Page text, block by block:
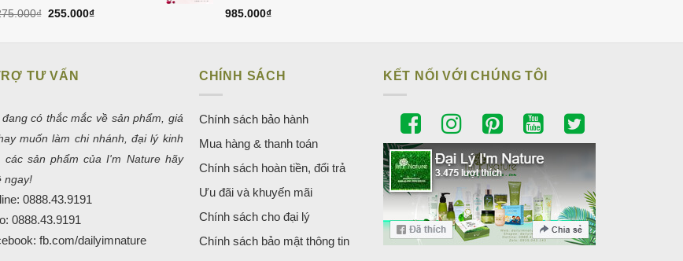
₫ Giá
255.000₫Giá
985.000₫
TƯ VẤN
có thắc mắc về sản phẩm, giá
muốn làm chi nhánh, đại lý kinh
các sản phẩm của I'm Nature hãy
ngay!
0888.43.9191
0888.43.9191
fb.com/dailyimnature
CHÍNH SÁCH
Chính sách bảo hành
Mua hàng & thanh toán
Chính sách hoàn tiền, đổi trả
Ưu đãi và khuyến mãi
Chính sách cho đại lý
Chính sách bảo mật thông tin
KẾT NỐI VỚI CHÚNG TÔI